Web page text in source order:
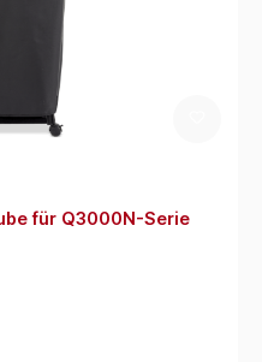
für Q3000N-Serie